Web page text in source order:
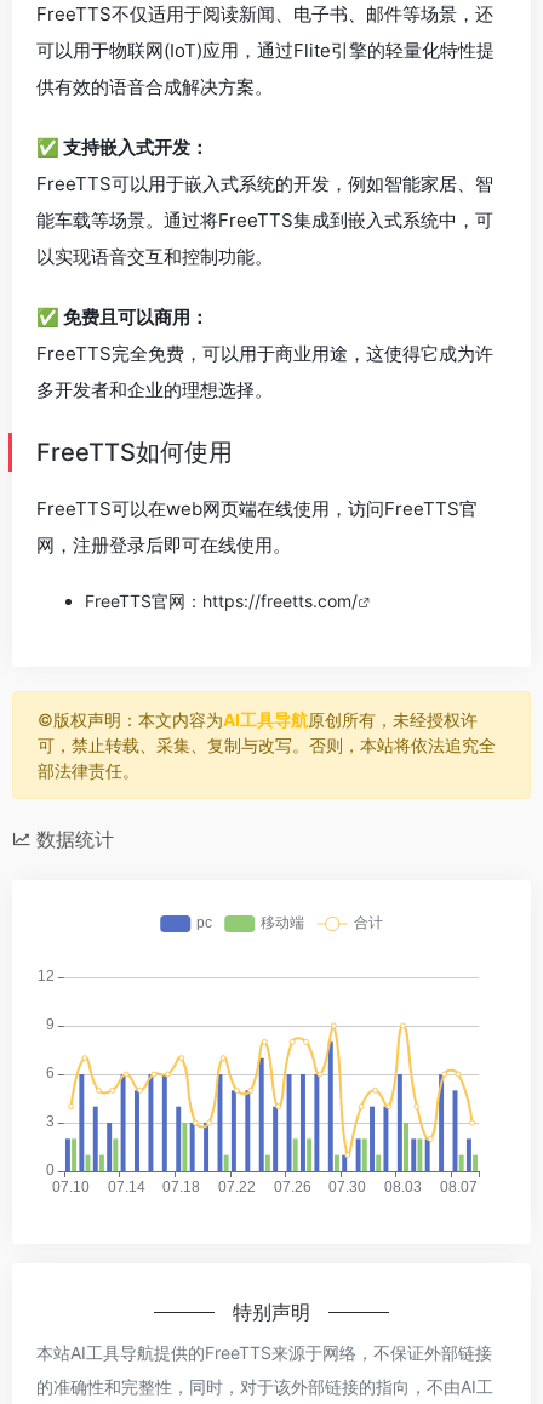
FreeTTS不仅适用于阅读新闻、电子书、邮件等场景，还
可以用于物联网(IoT)应用，通过Flite引擎的轻量化特性提
供有效的语音合成解决方案。
✅ 支持嵌入式开发：
FreeTTS可以用于嵌入式系统的开发，例如智能家居、智
能车载等场景。通过将FreeTTS集成到嵌入式系统中，可
以实现语音交互和控制功能。
✅ 免费且可以商用：
FreeTTS完全免费，可以用于商业用途，这使得它成为许
多开发者和企业的理想选择。
FreeTTS如何使用
FreeTTS可以在web网页端在线使用，访问FreeTTS官
网，注册登录后即可在线使用。
FreeTTS官网： https://freetts.com/
©️版权声明：本文内容为AI工具导航原创所有，未经授权许
可，禁止转载、采集、复制与改写。否则，本站将依法追究全
部法律责任。
数据统计
特别声明
本站AI工具导航提供的FreeTTS来源于网络，不保证外部链接
的准确性和完整性，同时，对于该外部链接的指向，不由AI工